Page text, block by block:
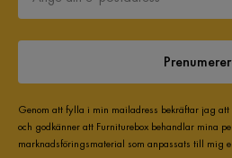
Genom att fylla i min mailadress bekräftar jag
och godkänner att Furniturebox behandlar mina
marknadsföringsmaterial som anpassats till mig